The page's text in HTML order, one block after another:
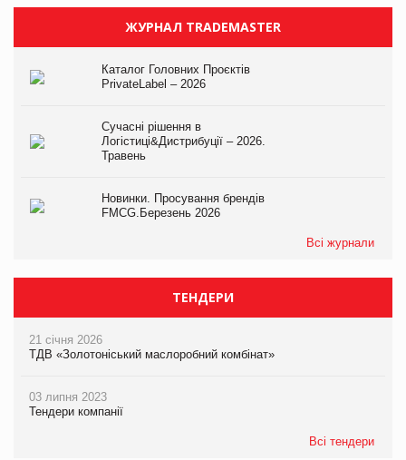
ЖУРНАЛ TRADEMASTER
Каталог Головних Проєктів
PrivateLabel – 2026
Сучасні рішення в
Логістиці&Дистрибуції – 2026.
Травень
Новинки. Просування брендів
FMCG.Березень 2026
Всі журнали
ТЕНДЕРИ
21 січня 2026
ТДВ «Золотоніський маслоробний комбінат»
03 липня 2023
Тендери компанії
Всі тендери